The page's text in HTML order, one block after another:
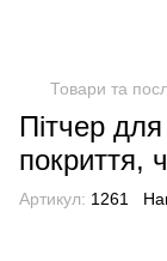
Товари та
Пітчер
покриття,
Артикул: 1261